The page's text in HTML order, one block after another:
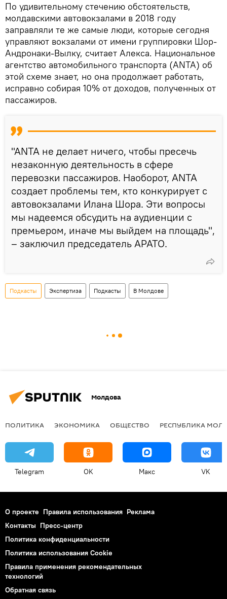
По удивительному стечению обстоятельств,
молдавскими автовокзалами в 2018 году
заправляли те же самые люди, которые сегодня
управляют вокзалами от имени группировки Шор-
Андронаки-Вылку, считает Алекса. Национальное
агентство автомобильного транспорта (ANTA) об
этой схеме знает, но она продолжает работать,
исправно собирая 10% от доходов, полученных от
пассажиров.
"ANTA не делает ничего, чтобы пресечь
незаконную деятельность в сфере
перевозки пассажиров. Наоборот, ANTA
создает проблемы тем, кто конкурирует с
автовокзалами Илана Шора. Эти вопросы
мы надеемся обсудить на аудиенции с
премьером, иначе мы выйдем на площадь",
– заключил председатель АРАТО.
Подкасты Экспертиза Подкасты В Молдове
Молдова
ПОЛИТИКА ЭКОНОМИКА ОБЩЕСТВО РЕСПУБЛИКА
Telegram OK Макс VK
О проекте Правила использования Реклама
Контакты Пресс-центр
Политика конфиденциальности
Политика использования Cookie
Правила применения рекомендательных
технологий
Обратная связь